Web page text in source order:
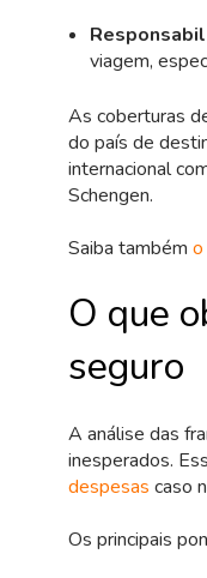
viagem,
As coberturas
do país de
internacional
Schengen.
Saiba também
O que
seguro
A análise das
inesperados.
despesas caso
Os principais